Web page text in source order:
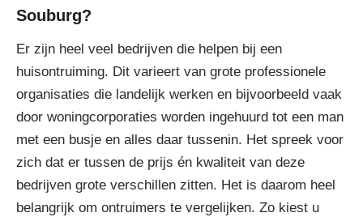
Souburg?
Er zijn heel veel bedrijven die helpen bij een
huisontruiming. Dit varieert van grote professionele
organisaties die landelijk werken en bijvoorbeeld vaak
door woningcorporaties worden ingehuurd tot een man
met een busje en alles daar tussenin. Het spreek voor
zich dat er tussen de prijs én kwaliteit van deze
bedrijven grote verschillen zitten. Het is daarom heel
belangrijk om ontruimers te vergelijken. Zo kiest u